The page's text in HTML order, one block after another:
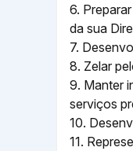
6.
da sua
7.
8. Zelar
9. Manter
serviços
10.
11.